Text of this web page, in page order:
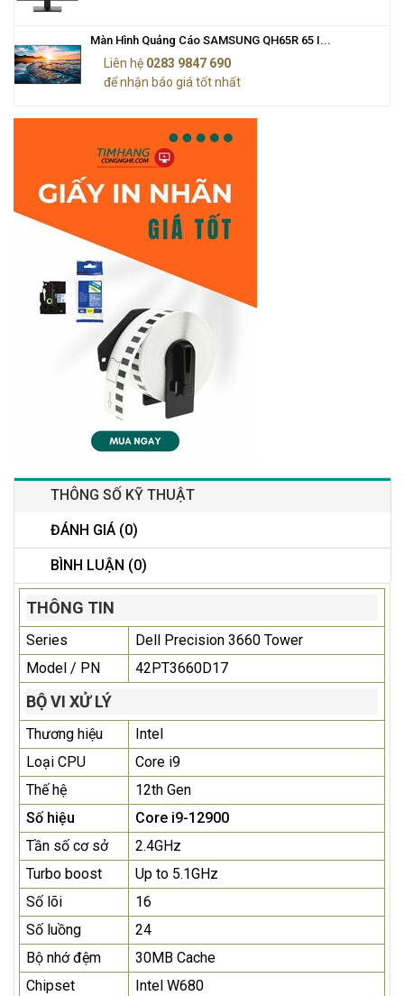
Màn Hình Quảng Cáo SAMSUNG QH65R 65 I...
Liên hệ 0283 9847 690
để nhận báo giá tốt nhất
THÔNG SỐ KỸ THUẬT
ĐÁNH GIÁ (0)
BÌNH LUẬN (0)
THÔNG TIN
Series
Dell Precision 3660 Tower
Model / PN
42PT3660D17
BỘ VI XỬ LÝ
Thương hiệu
Intel
Loại CPU
Core i9
Thế hệ
12th Gen
Số hiệu
Core i9-12900
Tần số cơ sở
2.4GHz
Turbo boost
Up to 5.1GHz
Số lõi
16
Số luồng
24
Bộ nhớ đệm
30MB Cache
Chipset
Intel W680